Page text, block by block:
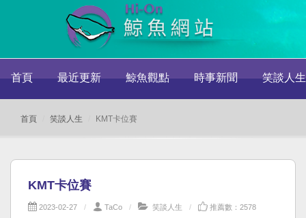
首頁 最近更新 鯨魚觀點 時事新聞 笑談人生
首頁 笑談人生 KMT卡位賽
KMT卡位賽
2023-02-27 TaCo 笑談人生 推薦數：2578